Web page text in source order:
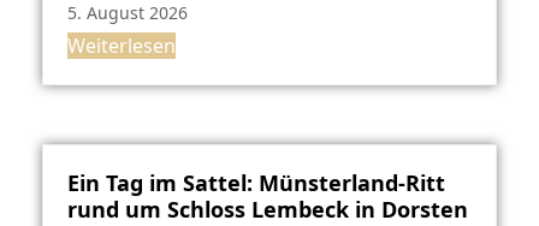
5. August 2026
Weiterlesen
Ein Tag im Sattel: Münsterland-Ritt
rund um Schloss Lembeck in Dorsten